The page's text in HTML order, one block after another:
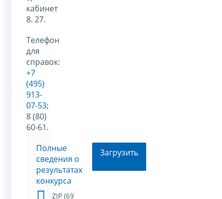
кабинет
8. 27.
Телефон
для
справок:
+7
(495)
913-
07-53;
8 (80)
60-61.
Полные
сведения о
результатах
конкурса
ZIP (69
Загрузить